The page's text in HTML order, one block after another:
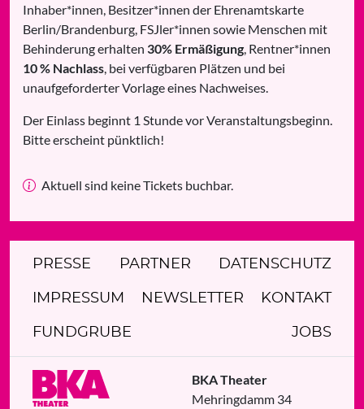
Inhaber*innen, Besitzer*innen der Ehrenamtskarte
Berlin/Brandenburg, FSJler*innen sowie Menschen mit
Behinderung erhalten 30% Ermäßigung , Rentner*innen
10 % Nachlass , bei verfügbaren Plätzen und bei
unaufgeforderter Vorlage eines Nachweises.
Der Einlass beginnt 1 Stunde vor Veranstaltungsbeginn.
Bitte erscheint pünktlich!
Aktuell sind keine Tickets buchbar.
PRESSE PARTNER DATENSCHUTZ
IMPRESSUM NEWSLETTER KONTAKT
FUNDGRUBE JOBS
BKA Theater
Mehringdamm 34